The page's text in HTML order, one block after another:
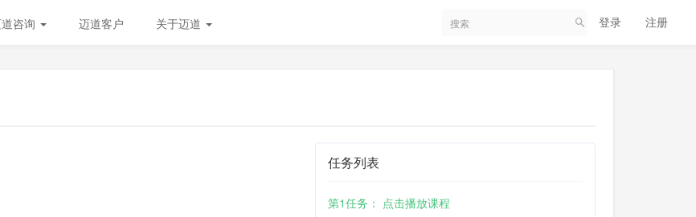
咨询 迈道客户 关于迈道 登录 注册
任务列表
第1任务： 点击播放课程